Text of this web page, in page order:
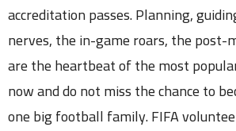
accreditation passes. Planning,
nerves, the in-game roars, the post-
are the heartbeat of the most
now and do not miss the chance to
one big football family. FIFA